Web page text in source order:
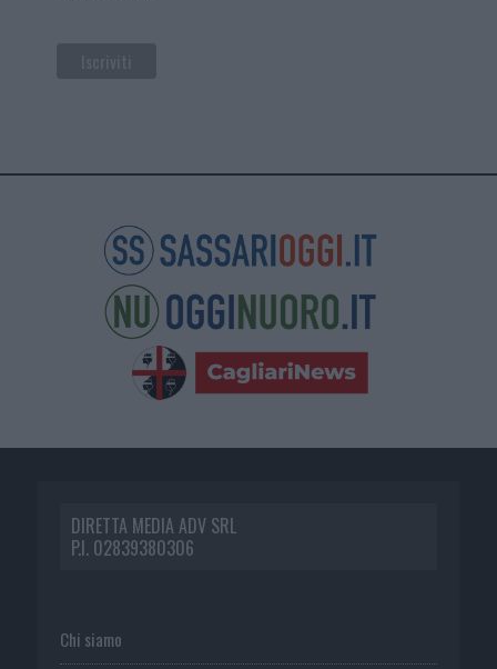
DIRETTA MEDIA ADV SRL
P.I. 02839380306
Chi siamo